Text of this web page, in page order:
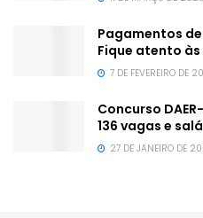
Pagamentos
Fique atento
7 DE FEVEREIRO DE
Concurso
136 vagas e
27 DE JANEIRO DE